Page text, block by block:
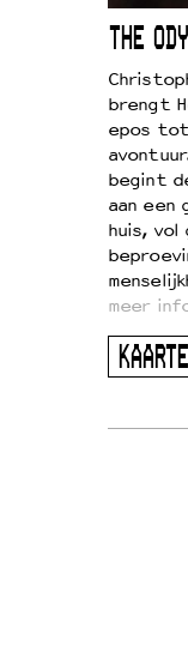
THE
brengt
epos
begint
aan een
huis, vol
meer